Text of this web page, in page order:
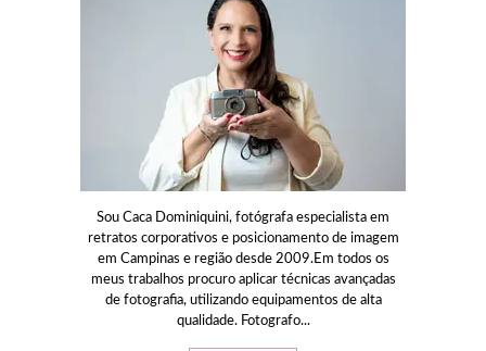
Sou Caca Dominiquini, fotógrafa especialista em
retratos corporativos e posicionamento de imagem
em Campinas e região desde 2009.Em todos os
meus trabalhos procuro aplicar técnicas avançadas
de fotografia, utilizando equipamentos de alta
qualidade. Fotografo...